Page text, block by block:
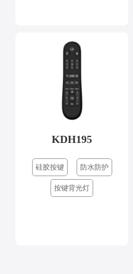
KDH195
硅胶按键 防水防护
按键背光灯